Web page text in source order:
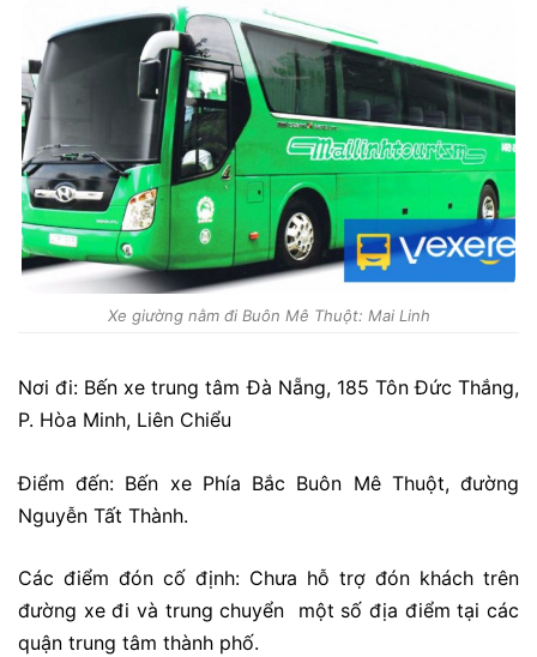
Xe giường nằm đi Buôn Mê Thuột: Mai Linh
Nơi đi: Bến xe trung tâm Đà Nẵng, 185 Tôn Đức Thắng,
P. Hòa Minh, Liên Chiểu
Điểm đến: Bến xe Phía Bắc Buôn Mê Thuột, đường
Nguyễn Tất Thành.
Các điểm đón cố định: Chưa hỗ trợ đón khách trên
đường xe đi và trung chuyển một số địa điểm tại các
quận trung tâm thành phố.